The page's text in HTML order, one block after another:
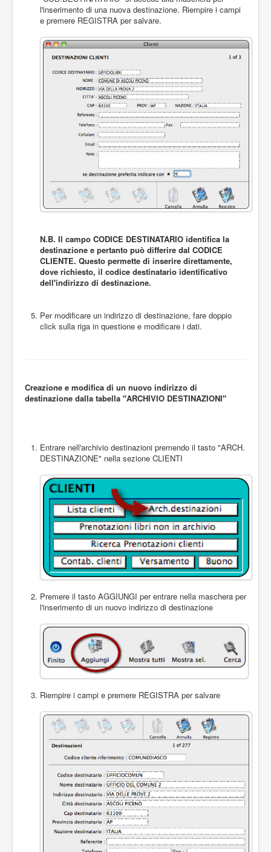
l'inserimento di una nuova destinazione. Riempire i campi
e premere REGISTRA per salvare.
N.B. Il campo CODICE DESTINATARIO identifica la
destinazione e pertanto può differire dal CODICE
CLIENTE. Questo permette di inserire direttamente,
dove richiesto, il codice destinatario identificativo
dell'indirizzo di destinazione.
Per modificare un indirizzo di destinazione, fare doppio
click sulla riga in questione e modificare i dati.
Creazione e modifica di un nuovo indirizzo di
destinazione dalla tabella "ARCHIVIO DESTINAZIONI"
Entrare nell'archivio destinazioni premendo il tasto "ARCH.
DESTINAZIONE" nella sezione CLIENTI
Premere il tasto AGGIUNGI per entrare nella maschera per
l'inserimento di un nuovo indirizzo di destinazione
Riempire i campi e premere REGISTRA per salvare